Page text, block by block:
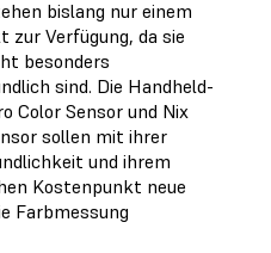
bislang nur einem
zur Verfügung, da sie
besonders
sind. Die Handheld-
Color Sensor und Nix
sollen mit ihrer
und ihrem
Kostenpunkt neue
Farbmessung